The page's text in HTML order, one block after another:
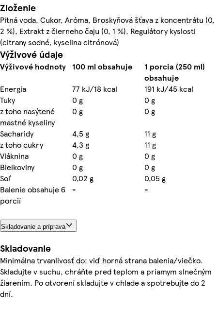
Zloženie
Pitná voda, Cukor, Aróma, Broskyňová šťava z koncentrátu (0,
2 %), Extrakt z čierneho čaju (0, 1 %), Regulátory kyslosti
(citrany sodné, kyselina citrónová)
Výživové údaje
Výživové hodnoty 100 ml obsahuje
1 porcia (250 ml)
obsahuje
Energia
77 kJ/18 kcal
191 kJ/45 kcal
Tuky
0 g
0 g
z toho nasýtené
mastné kyseliny
0 g
0 g
Sacharidy
4,5 g
11 g
z toho cukry
4,3 g
11 g
Vláknina
0 g
0 g
Bielkoviny
0 g
0 g
Soľ
0,02 g
0,05 g
Balenie obsahuje 6
porcií
- -
Skladovanie a príprava
Skladovanie
Minimálna trvanlivosť do: viď horná strana balenia/viečko.
Skladujte v suchu, chráňte pred teplom a priamym slnečným
žiarením. Po otvorení skladujte v chlade a spotrebujte do 2
dní.